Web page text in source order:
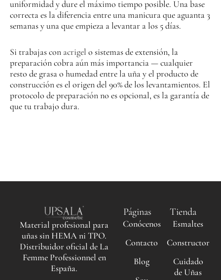
uniformidad y dure el máximo tiempo posible. Una base
correcta es la diferencia entre una manicura que aguanta 3
semanas y una que empieza a levantar a los 5 días.
Si trabajas con acrigel o sistemas de extensión, la
preparación cobra aún más importancia — cualquier
resto de grasa o humedad entre la uña y el producto de
construcción es el origen del 90% de los levantamientos. El
protocolo de preparación no es opcional, es la garantía de
que tu trabajo dura.
Material profesional para
uñas sin HEMA ni TPO.
Distribuidor oficial de La
Femme Professionnel en
España.
Páginas
Conócenos
Contacto
Blog
Tienda
Esmaltes
Constructor
Cuidado
de Uñas